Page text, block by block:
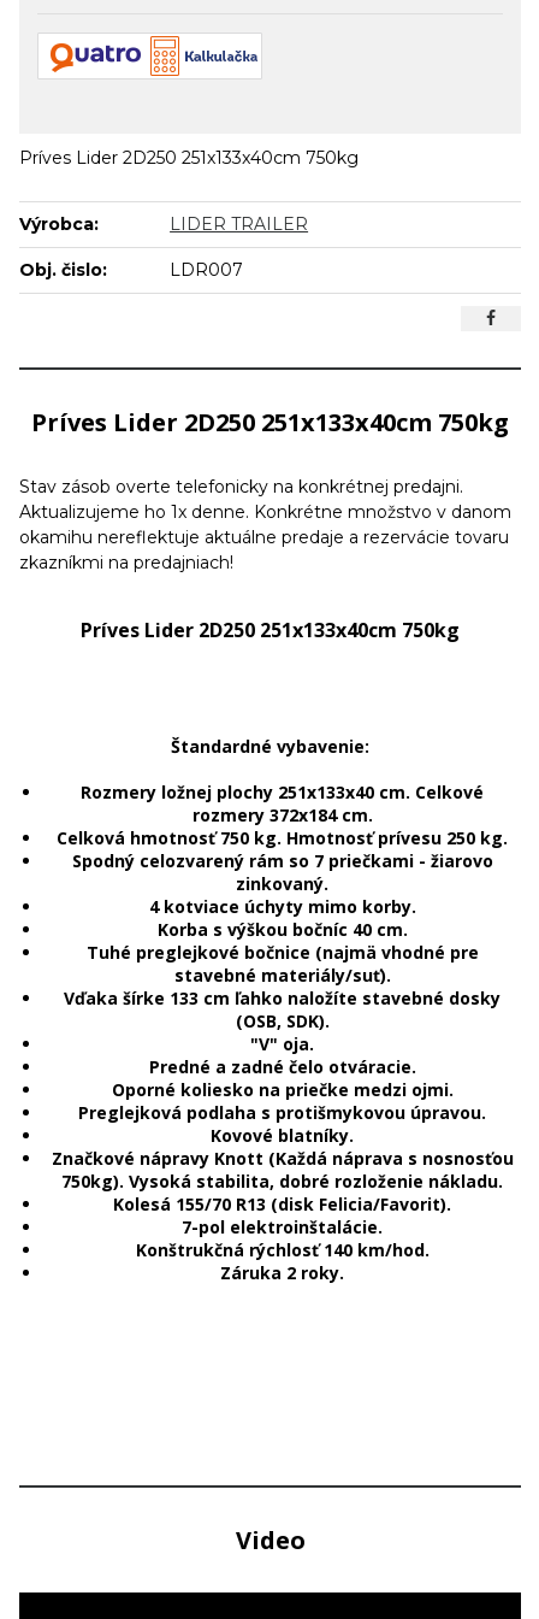
Príves Lider 2D250 251x133x40cm 750kg
Výrobca: LIDER TRAILER
Obj. čislo: LDR007
Príves Lider 2D250 251x133x40cm 750kg
Stav zásob overte telefonicky na konkrétnej predajni.
Aktualizujeme ho 1x denne. Konkrétne množstvo v danom
okamihu nereflektuje aktuálne predaje a rezervácie tovaru
zkazníkmi na predajniach!
Príves Lider 2D250 251x133x40cm 750kg
Štandardné vybavenie:
Rozmery ložnej plochy 251x133x40 cm. Celkové
rozmery 372x184 cm.
Celková hmotnosť 750 kg. Hmotnosť prívesu 250 kg.
Spodný celozvarený rám so 7 priečkami - žiarovo
zinkovaný.
4 kotviace úchyty mimo korby.
Korba s výškou bočníc 40 cm.
Tuhé preglejkové bočnice (najmä vhodné pre
stavebné materiály/suť).
Vďaka šírke 133 cm ľahko naložíte stavebné dosky
(OSB, SDK).
"V" oja.
Predné a zadné čelo otváracie.
Oporné koliesko na priečke medzi ojmi.
Preglejková podlaha s protišmykovou úpravou.
Kovové blatníky.
Značkové nápravy Knott (Každá náprava s nosnosťou
750kg). Vysoká stabilita, dobré rozloženie nákladu.
Kolesá 155/70 R13 (disk Felicia/Favorit).
7-pol elektroinštalácie.
Konštrukčná rýchlosť 140 km/hod.
Záruka 2 roky.
Video